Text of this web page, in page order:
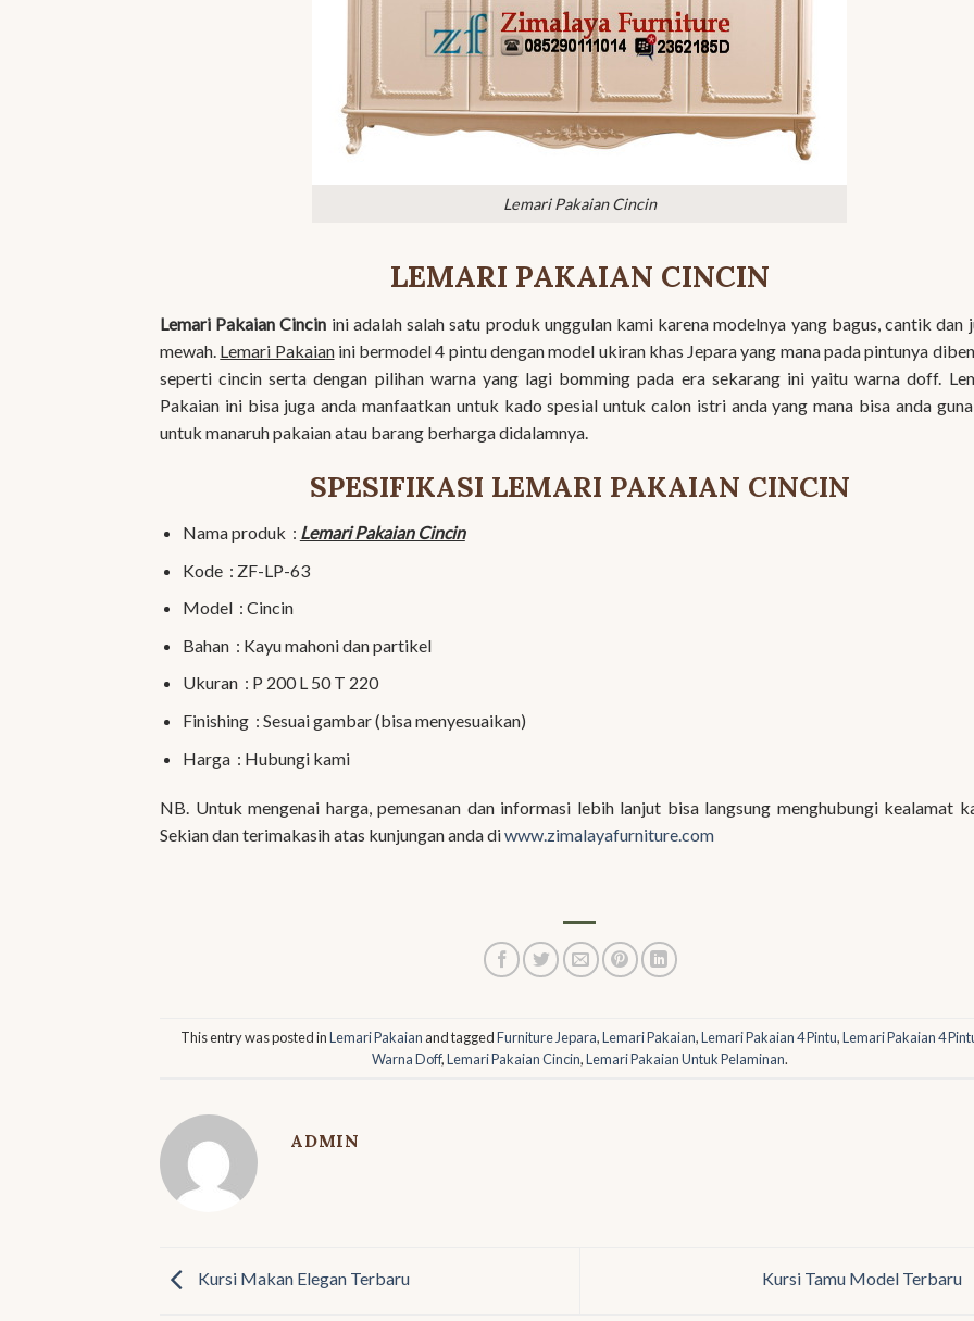
Lemari Pakaian Cincin
LEMARI PAKAIAN CINCIN
Lemari Pakaian Cincin ini adalah salah satu produk unggulan kami karena modelnya yang bagus, cantik dan
mewah. Lemari Pakaianini bermodel 4 pintu dengan model ukiran khas Jepara yang mana pada pintunya
seperti cincin serta dengan pilihan warna yang lagi bomming pada era sekarang ini yaitu warna doff.
Pakaian ini bisa juga anda manfaatkan untuk kado spesial untuk calon istri anda yang mana bisa anda
untuk manaruh pakaian atau barang berharga didalamnya.
SPESIFIKASI LEMARI PAKAIAN CINCIN
Nama produk : Lemari Pakaian Cincin
Kode : ZF-LP-63
Model : Cincin
Bahan : Kayu mahoni dan partikel
Ukuran : P 200 L 50 T 220
Finishing : Sesuai gambar (bisa menyesuaikan)
Harga : Hubungi kami
NB. Untuk mengenai harga, pemesanan dan informasi lebih lanjut bisa langsung menghubungi kealamat
Sekian dan terimakasih atas kunjungan anda diwww.zimalayafurniture.com
This entry was posted inLemari Pakaian and taggedFurniture Jepara,Lemari Pakaian,Lemari Pakaian 4 Pintu,Lemari Pakaian 4
Warna Doff,Lemari Pakaian Cincin,Lemari Pakaian Untuk Pelaminan.
ADMIN
Kursi Makan Elegan Terbaru Kursi Tamu Model Terbaru